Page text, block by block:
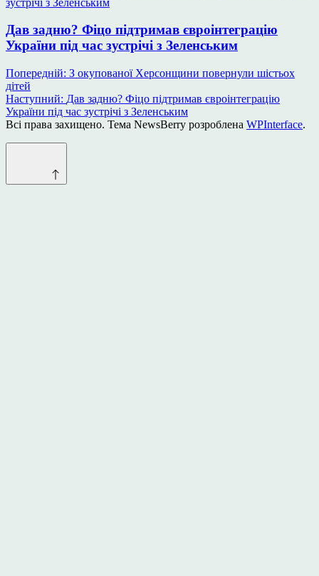
Дав задню? Фіцо підтримав євроінтеграцію
України під час зустрічі з Зеленським
Навігація
записів
Попередній: З окупованої Херсонщини повернули шістьох
дітей
Наступний: Дав задню? Фіцо підтримав євроінтеграцію
України під час зустрічі з Зеленським
Всі права захищено. Тема NewsBerry розроблена WPInterface.